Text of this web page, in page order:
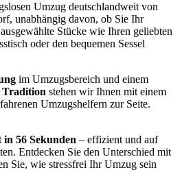
Umzug deutschlandweit von
unabhängig davon, ob Sie Ihr
Stücke wie Ihren geliebten
oder den bequemen Sessel
im Umzugsbereich und einem
Tradition stehen wir Ihnen mit einem
Umzugshelfern zur Seite.
in 56 Sekunden – effizient und auf
Entdecken Sie den Unterschied mit
Sie, wie stressfrei Ihr Umzug sein